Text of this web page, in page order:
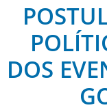
DOS